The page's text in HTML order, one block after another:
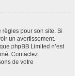
pour son site. Si
un avertissement.
phpBB Limited n’est
Contactez
de votre